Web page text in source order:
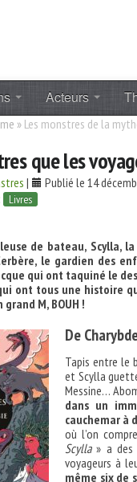
Acteurs
» Les monstres de la
que les
|
Publié le 14
Livres
de bateau, Scylla,
le gardien des
qui ont taquiné le
ont tous une histoire
M, BOUH !
De
Tapis entre le
et Scylla
Messine…
dans un
cauchemar à
où l’on
Scylla» a des
voyageurs à
même six de